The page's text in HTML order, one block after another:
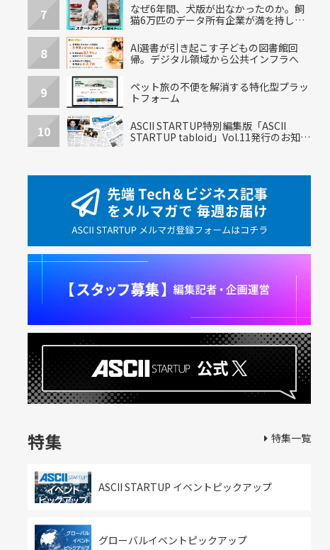
7
なぜ6年間、犬版が出なかったのか。飼
猫6万匹のデータ所有企業が満を持して
8
AI選書が引き起こす子どもの図書館回
帰。デジタル領域から公共インフラへ
9
ペット旅の不便を解消する特化型プラッ
トフォーム
10
ASCII STARTUP特別編集版「ASCII
STARTUP tabloid」Vol.11発行のお知ら
特集
ASCII STARTUP イベントピックアップ
グローバルイベントピックアップ
特集一覧